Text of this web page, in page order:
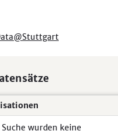
Suche wurden keine